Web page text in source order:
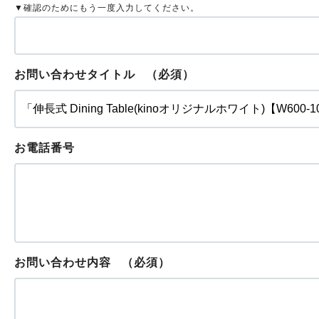
▼確認のためにもう一度入力してください。
お問い合わせタイトル （必須）
お電話番号
お問い合わせ内容 （必須）